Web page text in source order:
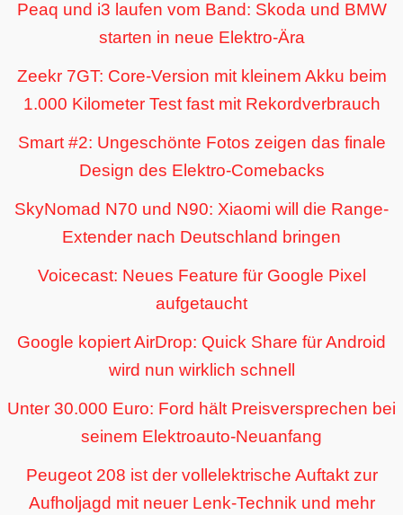
Peaq und i3 laufen vom Band: Skoda und BMW
starten in neue Elektro-Ära
Zeekr 7GT: Core-Version mit kleinem Akku beim
1.000 Kilometer Test fast mit Rekordverbrauch
Smart #2: Ungeschönte Fotos zeigen das finale
Design des Elektro-Comebacks
SkyNomad N70 und N90: Xiaomi will die Range-
Extender nach Deutschland bringen
Voicecast: Neues Feature für Google Pixel
aufgetaucht
Google kopiert AirDrop: Quick Share für Android
wird nun wirklich schnell
Unter 30.000 Euro: Ford hält Preisversprechen bei
seinem Elektroauto-Neuanfang
Peugeot 208 ist der vollelektrische Auftakt zur
Aufholjagd mit neuer Lenk-Technik und mehr